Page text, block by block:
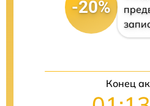
-20%
Конец